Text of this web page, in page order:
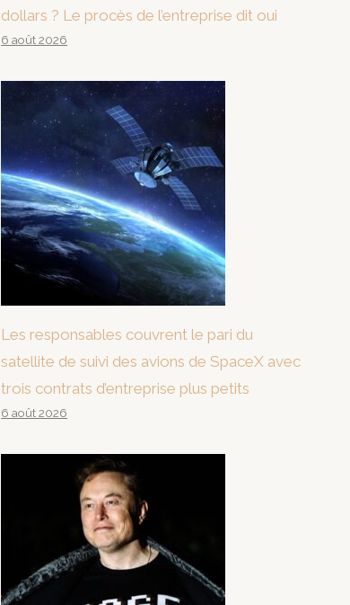
dollars ? Le procès de l’entreprise dit oui
6 août 2026
Les responsables couvrent le pari du
satellite de suivi des avions de SpaceX avec
trois contrats d’entreprise plus petits
6 août 2026